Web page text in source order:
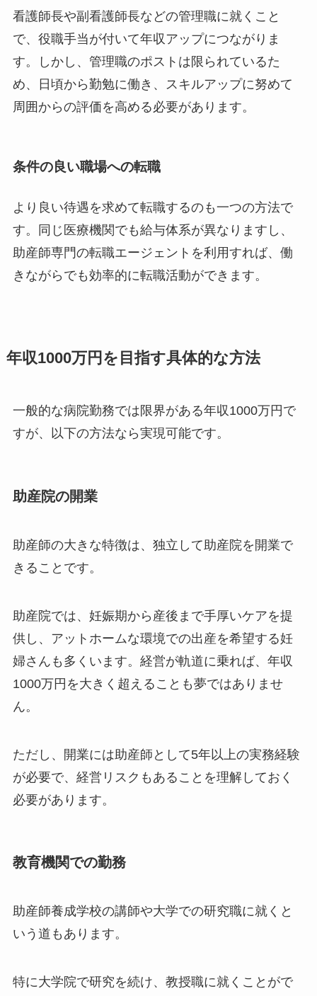
看護師長や副看護師長などの管理職に就くこと
で、役職手当が付いて年収アップにつながりま
す。しかし、管理職のポストは限られているた
め、日頃から勤勉に働き、スキルアップに努めて
周囲からの評価を高める必要があります。
条件の良い職場への転職
より良い待遇を求めて転職するのも一つの方法で
す。同じ医療機関でも給与体系が異なりますし、
助産師専門の転職エージェントを利用すれば、働
きながらでも効率的に転職活動ができます。
年収1000万円を目指す具体的な方法
一般的な病院勤務では限界がある年収1000万円で
すが、以下の方法なら実現可能です。
助産院の開業
助産師の大きな特徴は、独立して助産院を開業で
きることです。
助産院では、妊娠期から産後まで手厚いケアを提
供し、アットホームな環境での出産を希望する妊
婦さんも多くいます。経営が軌道に乗れば、年収
1000万円を大きく超えることも夢ではありませ
ん。
ただし、開業には助産師として5年以上の実務経験
が必要で、経営リスクもあることを理解しておく
必要があります。
教育機関での勤務
助産師養成学校の講師や大学での研究職に就くと
いう道もあります。
特に大学院で研究を続け、教授職に就くことがで